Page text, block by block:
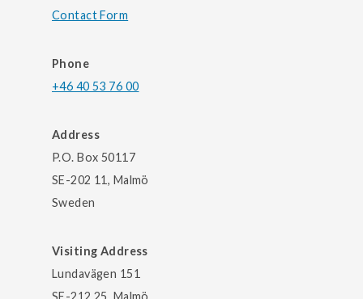
Contact Form
Phone
+46 40 53 76 00
Address
P.O. Box 50117
SE-202 11, Malmö
Sweden
Visiting Address
Lundavägen 151
SE-212 25, Malmö